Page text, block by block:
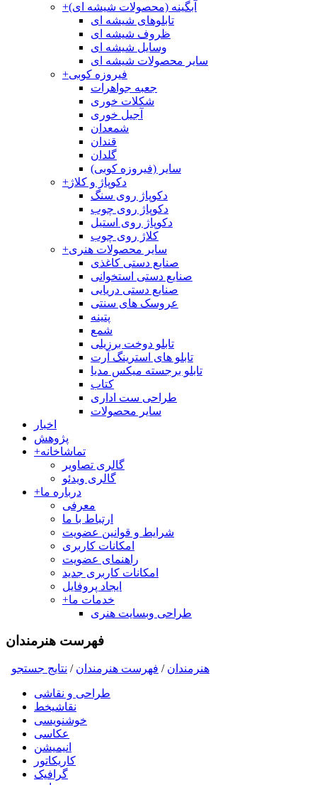
+آبگینه (محصولات شیشه ای)
تابلوهای شیشه ای
ظروف شیشه ای
وسایل شیشه ای
سایر محصولات شیشه ای
+فیروزه کوبی
جعبه جواهرات
شکلات خوری
آجیل خوری
شمعدان
قندان
گلدان
سایر (فیروزه کوبی)
+دکوپاژ و کلاژ
دکوپاژ روی سنگ
دکوپاژ روی چوب
دکوپاژ روی استیل
کلاژ روی چوب
+سایر محصولات هنری
صنایع دستی کاغذی
صنایع دستی استخوانی
صنایع دستی دریایی
عروسک های سنتی
پتینه
شمع
تابلو دوخت برزیلی
تابلو های استرینگ آرت
تابلو برجسته میکس مدیا
کتاب
طراحی ست اداری
سایر محصولات
اخبار
پژوهش
+تماشاخانه
گالری تصاویر
گالری ویدئو
+درباره ما
معرفی
ارتباط با ما
شرایط و قوانین عضویت
امکانات کاربری
راهنمای عضویت
امکانات کاربری جدید
ایجاد پروفایل
+خدمات ما
طراحی وبسایت هنری
فهرست هنرمندان
هنرمندان / فهرست هنرمندان / نتايج جستجو
طراحی و نقاشی
نقاشیخط
خوشنویسی
عکاسی
انیمیشن
کاریکاتور
گرافیک